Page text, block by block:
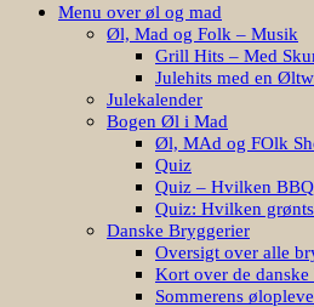
Menu over øl og mad
Øl, Mad og Folk – Musik
Grill Hits – Med
Julehits med en
Julekalender
Bogen Øl i Mad
Øl, MAd og FOlk
Quiz
Quiz – Hvilken BBQ
Quiz: Hvilken
Danske Bryggerier
Oversigt over alle
Kort over de
Sommerens